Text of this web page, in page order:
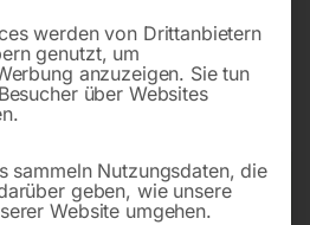
(Österreich): €10,00
gelten für Österreich.
werden von Drittanbietern
genutzt, um
anzuzeigen. Sie tun
über Websites
sammeln Nutzungsdaten, die
geben, wie unsere
Website umgehen.